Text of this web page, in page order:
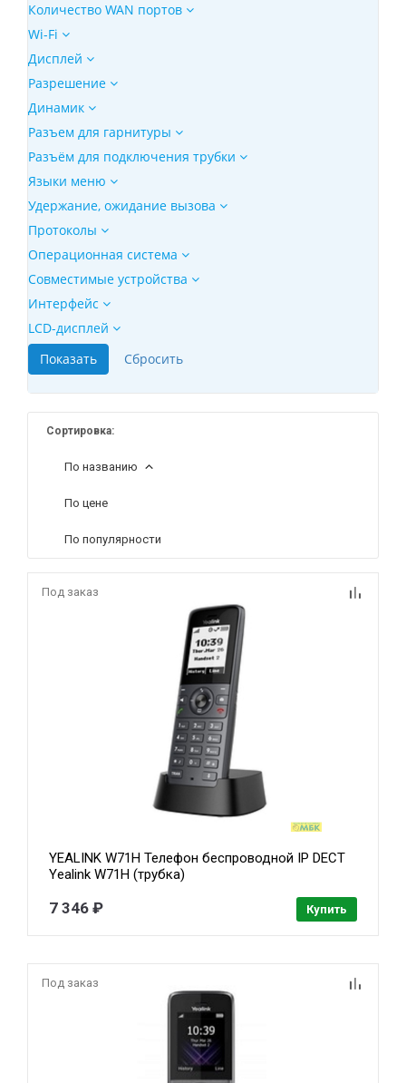
Количество WAN портов
Wi-Fi
Дисплей
Разрешение
Динамик
Разъем для гарнитуры
Разъём для подключения трубки
Языки меню
Удержание, ожидание вызова
Протоколы
Операционная система
Совместимые устройства
Интерфейс
LCD-дисплей
Сортировка:
По названию
По цене
По популярности
Под заказ
YEALINK W71H Телефон беспроводной IP DECT
Yealink W71H (трубка)
7 346 ₽ Купить
Под заказ